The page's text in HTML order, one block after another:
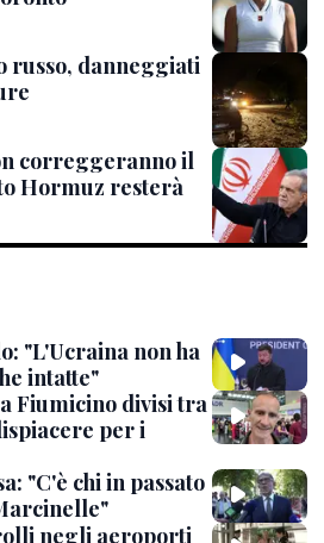
russo, danneggiati
correggeranno il
Hormuz resterà
"L'Ucraina non ha
intatte"
Fiumicino divisi tra
per i
"C'è chi in passato
negli aeroporti